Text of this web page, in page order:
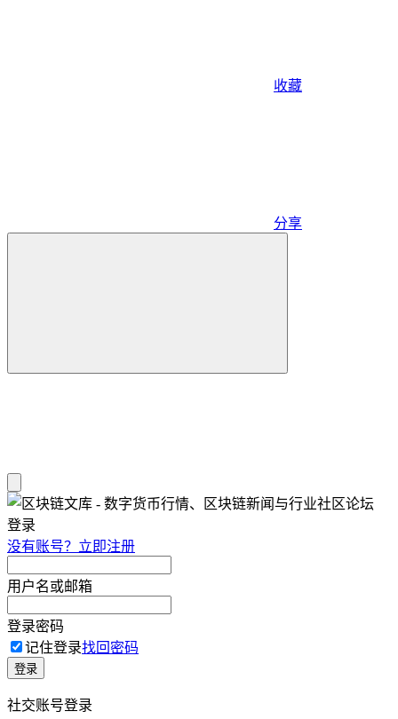
收藏
分享
登录
没有账号？立即注册
用户名或邮箱
登录密码
记住登录找回密码
登录
社交账号登录